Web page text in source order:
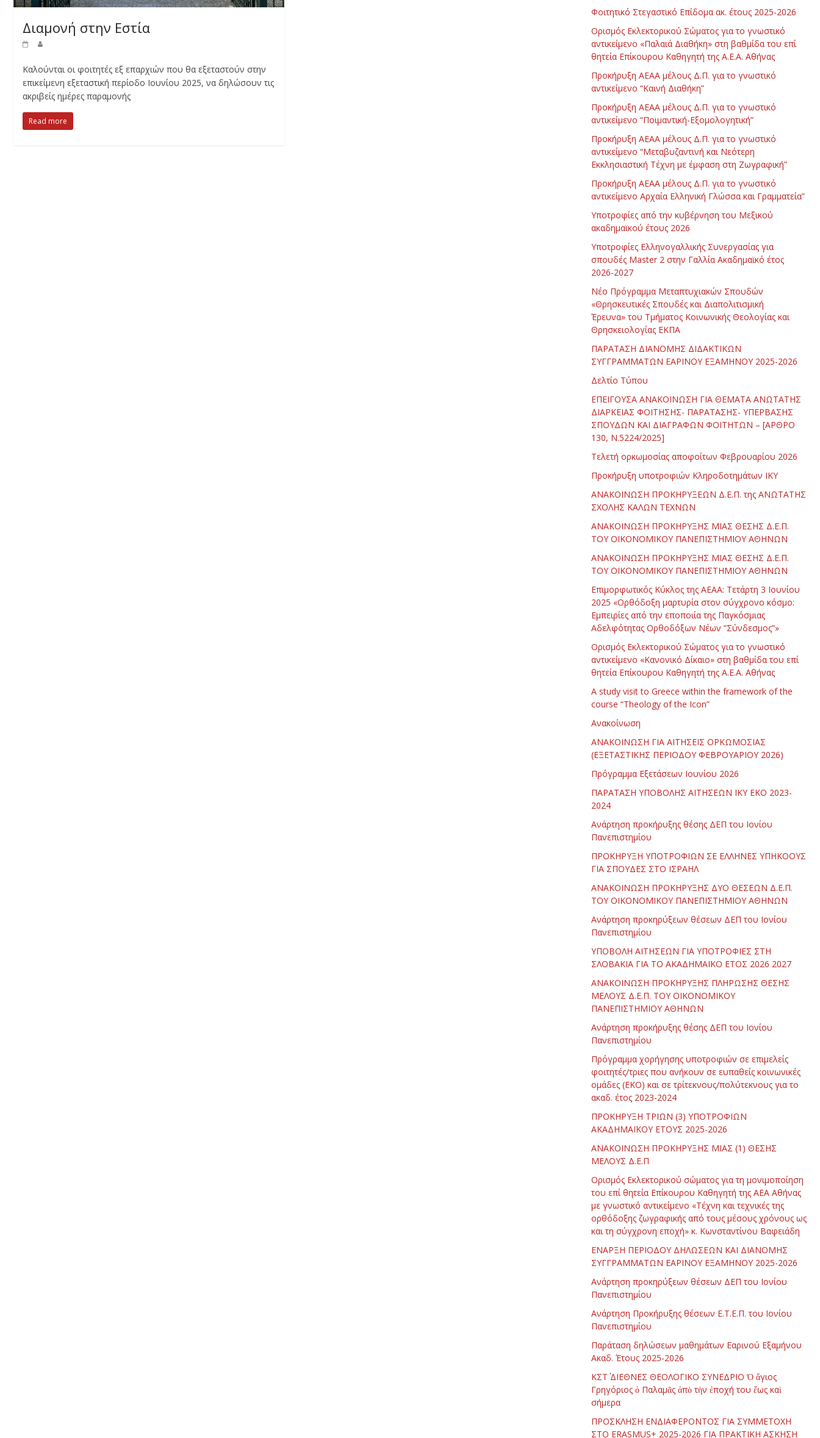
Διαμονή στην Εστία
Καλούνται οι φοιτητές εξ επαρχιών που θα εξεταστούν στην
επικείμενη εξεταστική περίοδο Ιουνίου 2025, να δηλώσουν τις
ακριβείς ημέρες παραμονής
Read more
Φοιτητικό Στεγαστικό Επίδομα ακ. έτους 2025-2026
Ορισμός Εκλεκτορικού Σώματος για το γνωστικό
αντικείμενο «Παλαιά Διαθήκη» στη βαθμίδα του επί
θητεία Επίκουρου Καθηγητή της Α.Ε.Α. Αθήνας
Προκήρυξη ΑΕΑΑ μέλους Δ.Π. για το γνωστικό
αντικείμενο “Καινή Διαθήκη”
Προκήρυξη ΑΕΑΑ μέλους Δ.Π. για το γνωστικό
αντικείμενο “Ποιμαντική-Εξομολογητική”
Προκήρυξη ΑΕΑΑ μέλους Δ.Π. για το γνωστικό
αντικείμενο “Μεταβυζαντινή και Νεότερη
Εκκλησιαστική Τέχνη με έμφαση στη Ζωγραφική”
Προκήρυξη ΑΕΑΑ μέλους Δ.Π. για το γνωστικό
αντικείμενο Αρχαία Ελληνική Γλώσσα και Γραμματεία”
Υποτροφίες από την κυβέρνηση του Μεξικού
ακαδημαϊκού έτους 2026
Υποτροφίες Ελληνογαλλικής Συνεργασίας για
σπουδές Master 2 στην Γαλλία Ακαδημαϊκό έτος
2026-2027
Νέο Πρόγραμμα Μεταπτυχιακών Σπουδών
«Θρησκευτικές Σπουδές και Διαπολιτισμική
Έρευνα» του Τμήματος Κοινωνικής Θεολογίας και
Θρησκειολογίας ΕΚΠΑ
ΠΑΡΑΤΑΣΗ ΔΙΑΝΟΜΗΣ ΔΙΔΑΚΤΙΚΩΝ
ΣΥΓΓΡΑΜΜΑΤΩΝ ΕΑΡΙΝΟΥ ΕΞΑΜΗΝΟΥ 2025-2026
Δελτίο Τύπου
ΕΠΕΙΓΟΥΣΑ ΑΝΑΚΟΙΝΩΣΗ ΓΙΑ ΘΕΜΑΤΑ ΑΝΩΤΑΤΗΣ
ΔΙΑΡΚΕΙΑΣ ΦΟΙΤΗΣΗΣ- ΠΑΡΑΤΑΣΗΣ- ΥΠΕΡΒΑΣΗΣ
ΣΠΟΥΔΩΝ ΚΑΙ ΔΙΑΓΡΑΦΩΝ ΦΟΙΤΗΤΩΝ – [ΑΡΘΡΟ
130, Ν.5224/2025]
Τελετή ορκωμοσίας αποφοίτων Φεβρουαρίου 2026
Προκήρυξη υποτροφιών Κληροδοτημάτων ΙΚΥ
ΑΝΑΚΟΙΝΩΣΗ ΠΡΟΚΗΡΥΞΕΩΝ Δ.Ε.Π. της ΑΝΩΤΑΤΗΣ
ΣΧΟΛΗΣ ΚΑΛΩΝ ΤΕΧΝΩΝ
ΑΝΑΚΟΙΝΩΣΗ ΠΡΟΚΗΡΥΞΗΣ ΜΙΑΣ ΘΕΣΗΣ Δ.Ε.Π.
ΤΟΥ ΟΙΚΟΝΟΜΙΚΟΥ ΠΑΝΕΠΙΣΤΗΜΙΟΥ ΑΘΗΝΩΝ
ΑΝΑΚΟΙΝΩΣΗ ΠΡΟΚΗΡΥΞΗΣ ΜΙΑΣ ΘΕΣΗΣ Δ.Ε.Π.
ΤΟΥ ΟΙΚΟΝΟΜΙΚΟΥ ΠΑΝΕΠΙΣΤΗΜΙΟΥ ΑΘΗΝΩΝ
Επιμορφωτικός Κύκλος της ΑΕΑΑ: Τετάρτη 3 Ιουνίου
2025 «Ορθόδοξη μαρτυρία στον σύγχρονο κόσμο:
Εμπειρίες από την εποποιία της Παγκόσμιας
Αδελφότητας Ορθοδόξων Νέων “Σύνδεσμος”»
Ορισμός Εκλεκτορικού Σώματος για το γνωστικό
αντικείμενο «Κανονικό Δίκαιο» στη βαθμίδα του επί
θητεία Επίκουρου Καθηγητή της Α.Ε.Α. Αθήνας
Α study visit to Greece within the framework of the
course “Theology of the Icon”
Ανακοίνωση
ΑΝΑΚΟΙΝΩΣΗ ΓΙΑ ΑΙΤΗΣΕΙΣ ΟΡΚΩΜΟΣΙΑΣ
(ΕΞΕΤΑΣΤΙΚΗΣ ΠΕΡΙΟΔΟΥ ΦΕΒΡΟΥΑΡΙΟΥ 2026)
Πρόγραμμα Εξετάσεων Ιουνίου 2026
ΠΑΡΑΤΑΣΗ ΥΠΟΒΟΛΗΣ ΑΙΤΗΣΕΩΝ ΙΚΥ ΕΚΟ 2023-
2024
Ανάρτηση προκήρυξης θέσης ΔΕΠ του Ιονίου
Πανεπιστημίου
ΠΡΟΚΗΡΥΞΗ ΥΠΟΤΡΟΦΙΩΝ ΣΕ ΕΛΛΗΝΕΣ ΥΠΗΚΟΟΥΣ
ΓΙΑ ΣΠΟΥΔΕΣ ΣΤΟ ΙΣΡΑΗΛ
ΑΝΑΚΟΙΝΩΣΗ ΠΡΟΚΗΡΥΞΗΣ ΔΥΟ ΘΕΣΕΩΝ Δ.Ε.Π.
ΤΟΥ ΟΙΚΟΝΟΜΙΚΟΥ ΠΑΝΕΠΙΣΤΗΜΙΟΥ ΑΘΗΝΩΝ
Ανάρτηση προκηρύξεων θέσεων ΔΕΠ του Ιονίου
Πανεπιστημίου
ΥΠΟΒΟΛΗ ΑΙΤΗΣΕΩΝ ΓΙΑ ΥΠΟΤΡΟΦΙΕΣ ΣΤΗ
ΣΛΟΒΑΚΙΑ ΓΙΑ ΤΟ ΑΚΑΔΗΜΑΪΚΟ ΕΤΟΣ 2026 2027
ΑΝΑΚΟΙΝΩΣΗ ΠΡΟΚΗΡΥΞΗΣ ΠΛΗΡΩΣΗΣ ΘΕΣΗΣ
ΜΕΛΟΥΣ Δ.Ε.Π. ΤΟΥ ΟΙΚΟΝΟΜΙΚΟΥ
ΠΑΝΕΠΙΣΤΗΜΙΟΥ ΑΘΗΝΩΝ
Ανάρτηση προκήρυξης θέσης ΔΕΠ του Ιονίου
Πανεπιστημίου
Πρόγραμμα χορήγησης υποτροφιών σε επιμελείς
φοιτητές/τριες που ανήκουν σε ευπαθείς κοινωνικές
ομάδες (ΕΚΟ) και σε τρίτεκνους/πολύτεκνους για το
ακαδ. έτος 2023-2024
ΠΡΟΚΗΡΥΞΗ ΤΡΙΩΝ (3) ΥΠΟΤΡΟΦΙΩΝ
ΑΚΑΔΗΜΑΪΚΟΥ ΕΤΟΥΣ 2025-2026
ΑΝΑΚΟΙΝΩΣΗ ΠΡΟΚΗΡΥΞΗΣ ΜΙΑΣ (1) ΘΕΣΗΣ
ΜΕΛΟΥΣ Δ.Ε.Π
Ορισμός Εκλεκτορικού σώματος για τη μονιμοποίηση
του επί θητεία Επίκουρου Καθηγητή της ΑΕΑ Αθήνας
με γνωστικό αντικείμενο «Τέχνη και τεχνικές της
ορθόδοξης ζωγραφικής από τους μέσους χρόνους ως
και τη σύγχρονη εποχή» κ. Κωνσταντίνου Βαφειάδη
ΕΝΑΡΞΗ ΠΕΡΙΟΔΟΥ ΔΗΛΩΣΕΩΝ ΚΑΙ ΔΙΑΝΟΜΗΣ
ΣΥΓΓΡΑΜΜΑΤΩΝ ΕΑΡΙΝΟΥ ΕΞΑΜΗΝΟΥ 2025-2026
Ανάρτηση προκηρύξεων θέσεων ΔΕΠ του Ιονίου
Πανεπιστημίου
Ανάρτηση Προκήρυξης θέσεων Ε.Τ.Ε.Π. του Ιονίου
Πανεπιστημίου
Παράταση δηλώσεων μαθημάτων Εαρινού Εξαμήνου
Ακαδ. Έτους 2025-2026
ΚΣΤ΄ ΔΙΕΘΝΕΣ ΘΕΟΛΟΓΙΚΟ ΣΥΝΕΔΡΙΟ Ὁ ἅγιος
Γρηγόριος ὁ Παλαμᾶς ἀπὸ τὴν ἐποχή του ἕως καὶ
σήμερα
ΠΡΟΣΚΛΗΣΗ ΕΝΔΙΑΦΕΡΟΝΤΟΣ ΓΙΑ ΣΥΜΜΕΤΟΧΗ
ΣΤΟ ERASMUS+ 2025-2026 ΓΙΑ ΠΡΑΚΤΙΚΗ ΑΣΚΗΣΗ